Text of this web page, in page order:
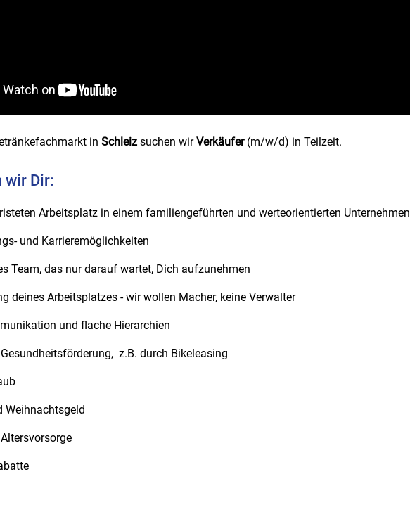
in Schleiz suchen wirVerkäufer(m/w/d) in Teilzeit.
wir Dir:
Arbeitsplatz in einem familiengeführten und werteorientierten Unternehmen
und Karrieremöglichkeiten
Team, das nur darauf wartet, Dich aufzunehmen
deines Arbeitsplatzes - wir wollen Macher, keine Verwalter
und flache Hierarchien
z.B. durch Bikeleasing
Weihnachtsgeld